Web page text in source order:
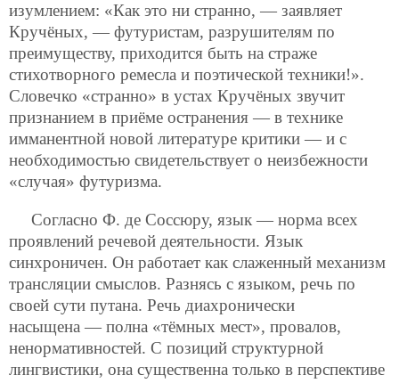
изумлением: «Как это ни странно, — заявляет
Кручёных, — футуристам, разрушителям по
преимуществу, приходится быть на страже
стихотворного ремесла и поэтической техники!».
Словечко «странно» в устах Кручёных звучит
признанием в приёме остранения — в технике
имманентной новой литературе критики — и с
необходимостью свидетельствует о неизбежности
«случая» футуризма.
Согласно Ф. де Соссюру, язык — норма всех
проявлений речевой деятельности. Язык
синхроничен. Он работает как слаженный механизм
трансляции смыслов. Разнясь с языком, речь по
своей сути путана. Речь диахронически
насыщена — полна «тёмных мест», провалов,
ненормативностей. С позиций структурной
лингвистики, она существенна только в перспективе